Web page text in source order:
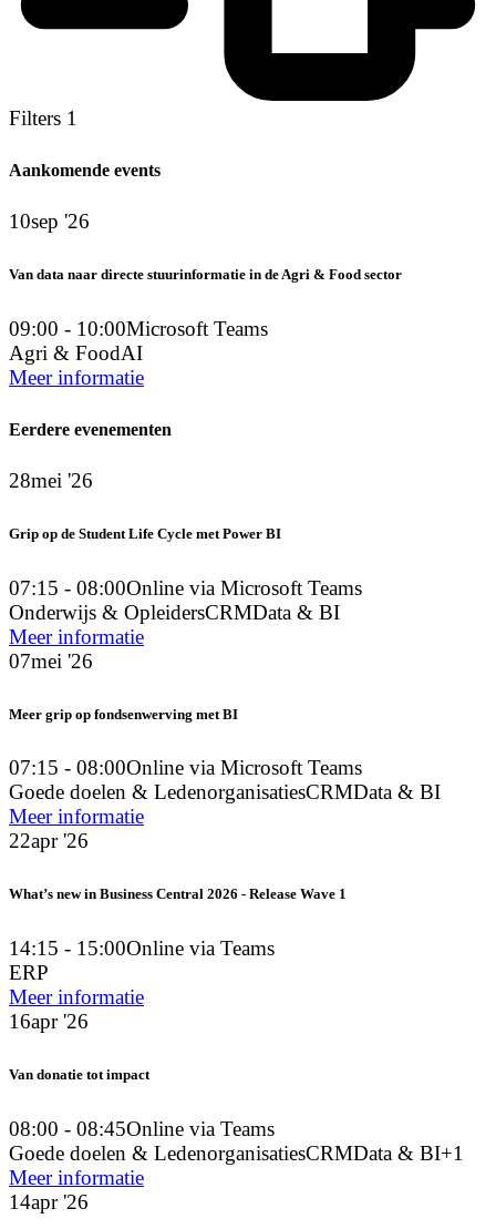
Filters 1
Aankomende events
10sep '26
Van data naar directe stuurinformatie in de Agri & Food sector
09:00 - 10:00Microsoft Teams
Agri & FoodAI
Meer informatie
Eerdere evenementen
28mei '26
Grip op de Student Life Cycle met Power BI
07:15 - 08:00Online via Microsoft Teams
Onderwijs & OpleidersCRMData & BI
Meer informatie
07mei '26
Meer grip op fondsenwerving met BI
07:15 - 08:00Online via Microsoft Teams
Goede doelen & LedenorganisatiesCRMData & BI
Meer informatie
22apr '26
What’s new in Business Central 2026 - Release Wave 1
14:15 - 15:00Online via Teams
ERP
Meer informatie
16apr '26
Van donatie tot impact
08:00 - 08:45Online via Teams
Goede doelen & LedenorganisatiesCRMData & BI+1
Meer informatie
14apr '26